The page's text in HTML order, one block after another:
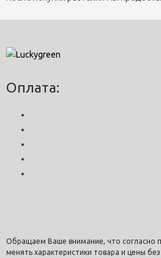
Оплата:
Обращаем Ваше внимание, что согласно
менять характеристики товара и цены